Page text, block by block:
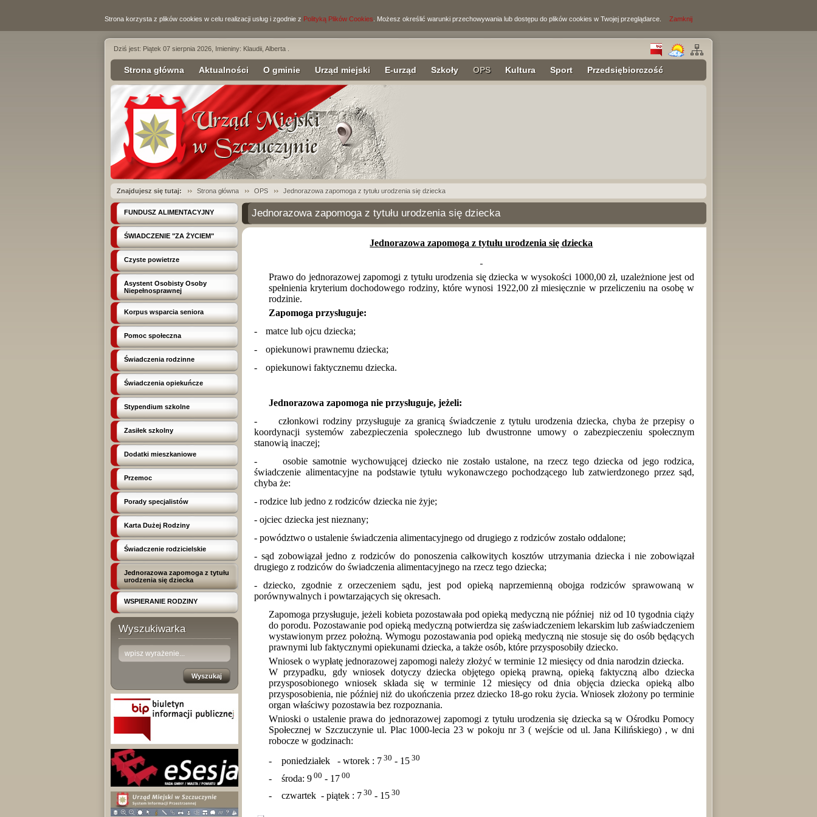
Strona korzysta z plików cookies w celu realizacji usług i zgodnie z Polityką Plików Cookies . Możesz określić warunki przechowywania lub dostępu do plików cookies w Twojej przeglądarce. Zamknij
Dziś jest: Piątek 07 sierpnia 2026, Imieniny: Klaudii, Alberta .
Strona główna Aktualności O gminie Urząd miejski E-urząd Szkoły OPS Kultura Sport Przedsiębiorczość
Znajdujesz się tutaj: Strona główna OPS Jednorazowa zapomoga z tytułu urodzenia się dziecka
FUNDUSZ ALIMENTACYJNY
ŚWIADCZENIE "ZA ŻYCIEM"
Czyste powietrze
Asystent Osobisty Osoby
Niepełnosprawnej
Korpus wsparcia seniora
Pomoc społeczna
Świadczenia rodzinne
Świadczenia opiekuńcze
Stypendium szkolne
Zasiłek szkolny
Dodatki mieszkaniowe
Przemoc
Porady specjalistów
Karta Dużej Rodziny
Świadczenie rodzicielskie
Jednorazowa zapomoga z tytułu
urodzenia się dziecka
WSPIERANIE RODZINY
Wyszukiwarka
Jednorazowa zapomoga z tytułu urodzenia się dziecka
Jednorazowa zapomoga z tytułu urodzenia się dziecka
Prawo do jednorazowej zapomogi z tytułu urodzenia się dziecka w wysokości 1000,00 zł, uzależnione jest od
spełnienia kryterium dochodowego rodziny, które wynosi 1922,00 zł miesięcznie w przeliczeniu na osobę w
rodzinie.
Zapomoga przysługuje:
-
matce lub ojcu dziecka;
-
opiekunowi prawnemu dziecka;
-
opiekunowi faktycznemu dziecka.
Jednorazowa zapomoga nie przysługuje, jeżeli:
-
członkowi rodziny przysługuje za granicą świadczenie z tytułu urodzenia dziecka, chyba że przepisy o
koordynacji systemów zabezpieczenia społecznego lub dwustronne umowy o zabezpieczeniu społecznym
stanowią inaczej;
-
osobie samotnie wychowującej dziecko nie zostało ustalone, na rzecz tego dziecka od jego rodzica,
świadczenie alimentacyjne na podstawie tytułu wykonawczego pochodzącego lub zatwierdzonego przez sąd,
chyba że:
- rodzice lub jedno z rodziców dziecka nie żyje;
- ojciec dziecka jest nieznany;
- powództwo o ustalenie świadczenia alimentacyjnego od drugiego z rodziców zostało oddalone;
- sąd zobowiązał jedno z rodziców do ponoszenia całkowitych kosztów utrzymania dziecka i nie zobowiązał
drugiego z rodziców do świadczenia alimentacyjnego na rzecz tego dziecka;
- dziecko, zgodnie z orzeczeniem sądu, jest pod opieką naprzemienną obojga rodziców sprawowaną w
porównywalnych i powtarzających się okresach.
Zapomoga przysługuje, jeżeli kobieta pozostawała pod opieką medyczną nie później niż od 10 tygodnia ciąży
do porodu. Pozostawanie pod opieką medyczną potwierdza się zaświadczeniem lekarskim lub zaświadczeniem
wystawionym przez położną. Wymogu pozostawania pod opieką medyczną nie stosuje się do osób będących
prawnymi lub faktycznymi opiekunami dziecka, a także osób, które przysposobiły dziecko.
Wniosek o wypłatę jednorazowej zapomogi należy złożyć w terminie 12 miesięcy od dnia narodzin dziecka.
W przypadku, gdy wniosek dotyczy dziecka objętego opieką prawną, opieką faktyczną albo dziecka
przysposobionego wniosek składa się w terminie 12 miesięcy od dnia objęcia dziecka opieką albo
przysposobienia, nie później niż do ukończenia przez dziecko 18-go roku życia. Wniosek złożony po terminie
organ właściwy pozostawia bez rozpoznania.
Wnioski o ustalenie prawa do jednorazowej zapomogi z tytułu urodzenia się dziecka są w Ośrodku Pomocy
Społecznej w Szczuczynie ul. Plac 1000-lecia 23 w pokoju nr 3 ( wejście od ul. Jana Kilińskiego) , w dni
robocze w godzinach:
-
poniedziałek - wtorek : 7 30 - 15 30
- środa: 9 00 - 17 00
- czwartek - piątek : 7 30 - 15 30